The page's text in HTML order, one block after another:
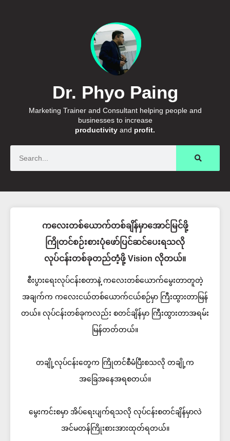
Dr. Phyo Paing
Marketing Trainer and Consultant helping people and
businesses to increase
productivity and profit.
ကလေးတစ်ယောက်တစ်ချိန်မှာအောင်မြင်ဖို့
ကြိုတင်စဉ်းစားပုံဖော်ပြင်ဆင်ပေးရသလို
လုပ်ငန်းတစ်ခုတည်တံ့ဖို့ Vision လိုတယ်။
စီးပွားရေးလုပ်ငန်းစတာနဲ့ ကလေးတစ်ယောက်မွေးတာတူတဲ့
အချက်က ကလေးငယ်တစ်ယောက်ငယ်စဉ်မှာ ကြီးထွားတာမြန်
တယ်။ လုပ်ငန်းတစ်ခုကလည်း စတင်ချိန်မှာ ကြီးထွားတာအရမ်း
မြန်တတ်တယ်။
တချို့လုပ်ငန်းတွေက ကြိုတင်စီမံပြီးစသလို တချို့က
အခြေအနေအရစတယ်။
မွေးကင်းစမှာ အိပ်ရေးပျက်ရသလို လုပ်ငန်းစတင်ချိန်မှာလဲ
အင်မတန်ကြိုးစားအားထုတ်ရတယ်။